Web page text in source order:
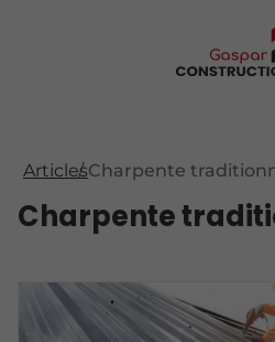
ArticlesCharpente
Charpente